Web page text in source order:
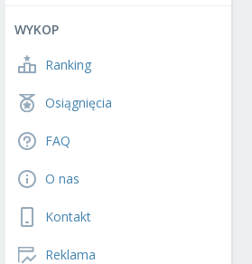
WYKOP
Ranking
Osiągnięcia
FAQ
O nas
Kontakt
Reklama